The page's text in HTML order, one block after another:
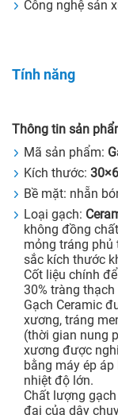
Công nghệ sản
Tính năng
Thông tin sản
Mã sản phẩm:
Kích thước:
Bề mặt: nhẵn
Loại gạch:
không đồng
mỏng tráng phủ
sắc kích thước
Cốt liệu chính
30% tràng
Gạch Ceramic
xương, tráng
(thời gian nung
xương được
bằng máy ép
nhiệt độ lớn.
Chất lượng
đại của dây